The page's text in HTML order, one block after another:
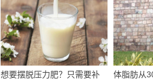
想要摆脱压力肥？只需要补
体脂肪从